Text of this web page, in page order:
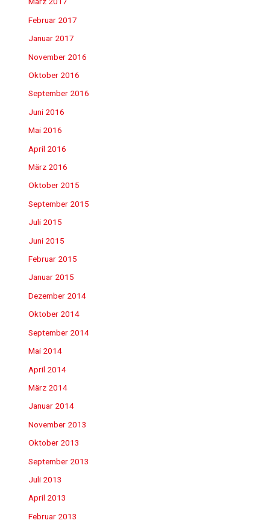
Februar 2017
Januar 2017
November 2016
Oktober 2016
September 2016
Juni 2016
Mai 2016
April 2016
März 2016
Oktober 2015
September 2015
Juli 2015
Juni 2015
Februar 2015
Januar 2015
Dezember 2014
Oktober 2014
September 2014
Mai 2014
April 2014
März 2014
Januar 2014
November 2013
Oktober 2013
September 2013
Juli 2013
April 2013
Februar 2013